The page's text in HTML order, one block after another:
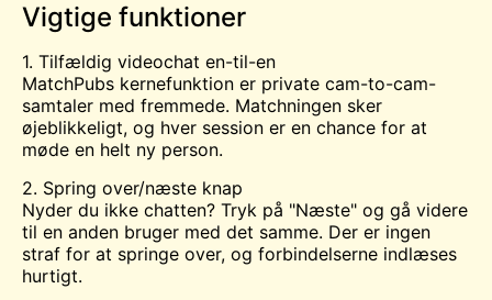
Vigtige funktioner
1. Tilfældig videochat en-til-en
MatchPubs kernefunktion er private cam-to-cam-
samtaler med fremmede. Matchningen sker
øjeblikkeligt, og hver session er en chance for at
møde en helt ny person.
2. Spring over/næste knap
Nyder du ikke chatten? Tryk på "Næste" og gå videre
til en anden bruger med det samme. Der er ingen
straf for at springe over, og forbindelserne indlæses
hurtigt.